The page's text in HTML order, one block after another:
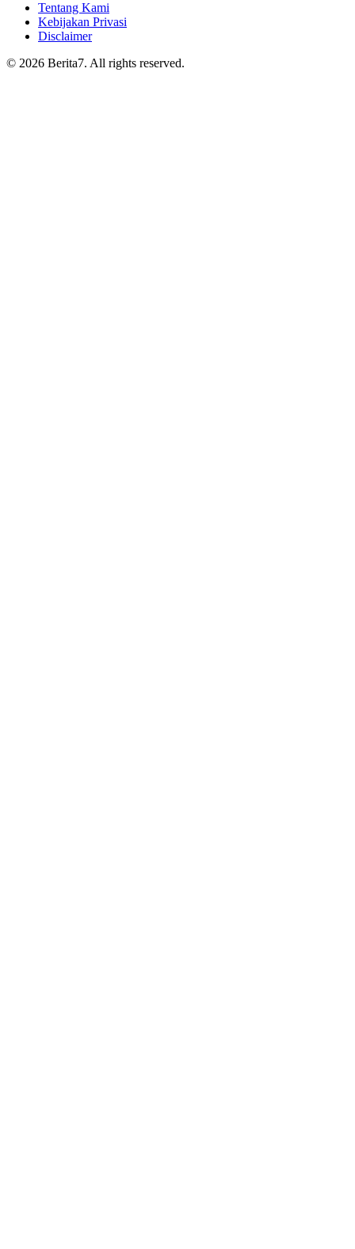
Tentang Kami
Kebijakan Privasi
Disclaimer
© 2026 Berita7. All rights reserved.